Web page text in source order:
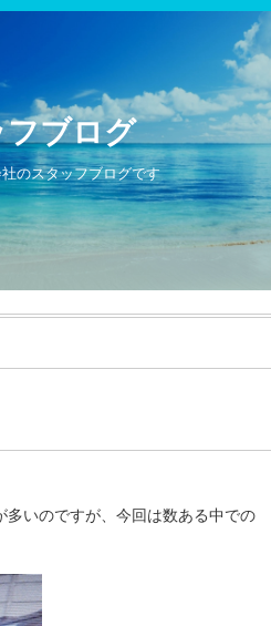
ブログ
のスタッフブログです
いのですが、今回は数ある中での